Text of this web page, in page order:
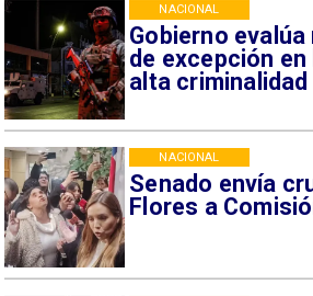
Gobierno
de excepción
alta criminalidad
NACIONAL
Senado envía
Flores a
NACIONAL